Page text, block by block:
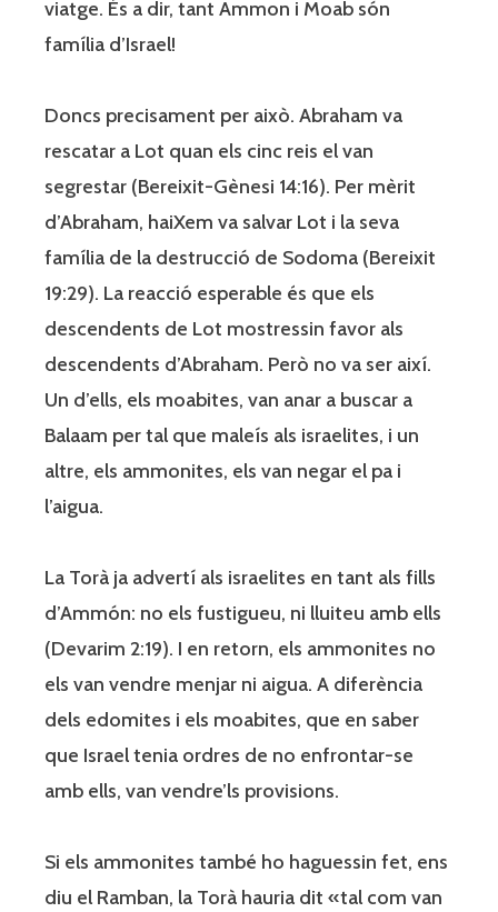
viatge. És a dir, tant Ammon i Moab són
família d’Israel!
Doncs precisament per això. Abraham va
rescatar a Lot quan els cinc reis el van
segrestar (Bereixit-Gènesi 14:16). Per mèrit
d’Abraham, haiXem va salvar Lot i la seva
família de la destrucció de Sodoma (Bereixit
19:29). La reacció esperable és que els
descendents de Lot mostressin favor als
descendents d’Abraham. Però no va ser així.
Un d’ells, els moabites, van anar a buscar a
Balaam per tal que maleís als israelites, i un
altre, els ammonites, els van negar el pa i
l’aigua.
La Torà ja advertí als israelites en tant als fills
d’Ammón: no els fustigueu, ni lluiteu amb ells
(Devarim 2:19). I en retorn, els ammonites no
els van vendre menjar ni aigua. A diferència
dels edomites i els moabites, que en saber
que Israel tenia ordres de no enfrontar-se
amb ells, van vendre’ls provisions.
Si els ammonites també ho haguessin fet, ens
diu el Ramban, la Torà hauria dit «tal com van